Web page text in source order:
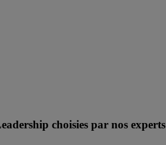
choisies par nos experts